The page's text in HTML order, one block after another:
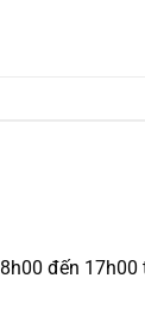
8h00 đến